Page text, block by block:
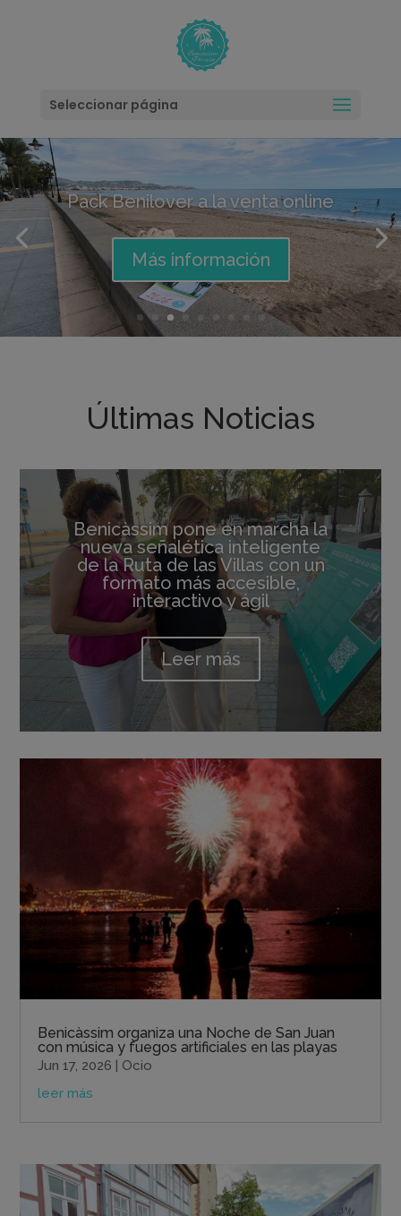
Seleccionar página
Llévate el Calendario Benilover
2027
Más información
Últimas Noticias
Benicàssim pone en marcha la
nueva señalética inteligente
de la Ruta de las Villas con un
formato más accesible,
interactivo y ágil
Leer más
Benicàssim organiza una Noche de San Juan
con música y fuegos artificiales en las playas
Jun 17, 2026 | Ocio
leer más